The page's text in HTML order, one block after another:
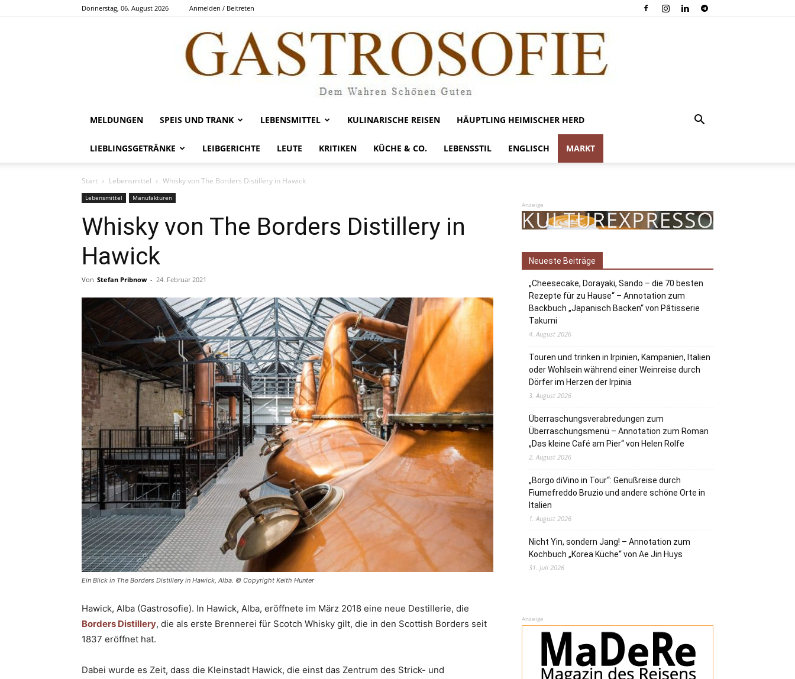
Donnerstag, 06. August 2026 Anmelden / Beitreten
Gastrosofie
MELDUNGEN SPEIS UND TRANK LEBENSMITTEL KULINARISCHE REISEN HÄUPTLING HEIMISCHER HERD
LIEBLINGSGETRÄNKE LEIBGERICHTE LEUTE KRITIKEN KÜCHE & CO. LEBENSSTIL ENGLISCH MARKT
Start Lebensmittel Whisky von The Borders Distillery in Hawick
Lebensmittel Manufakturen
Whisky von The Borders Distillery in
Hawick
Von Stefan Pribnow - 24. Februar 2021
Ein Blick in The Borders Distillery in Hawick, Alba. © Copyright Keith Hunter
Hawick, Alba (Gastrosofie). In Hawick, Alba, eröffnete im März 2018 eine neue Destillerie, die
Borders Distillery, die als erste Brennerei für Scotch Whisky gilt, die in den Scottish Borders seit
1837 eröffnet hat.
Dabei wurde es Zeit, dass die Kleinstadt Hawick, die einst das Zentrum des Strick- und
Anzeige
Neueste Beiträge
„Cheesecake, Dorayaki, Sando – die 70 besten
Rezepte für zu Hause“ – Annotation zum
Backbuch „Japanisch Backen“ von Pâtisserie
Takumi
4. August 2026
Touren und trinken in Irpinien, Kampanien, Italien
oder Wohlsein während einer Weinreise durch
Dörfer im Herzen der Irpinia
3. August 2026
Überraschungsverabredungen zum
Überraschungsmenü – Annotation zum Roman
„Das kleine Café am Pier“ von Helen Rolfe
2. August 2026
„Borgo diVino in Tour“: Genußreise durch
Fiumefreddo Bruzio und andere schöne Orte in
Italien
1. August 2026
Nicht Yin, sondern Jang! – Annotation zum
Kochbuch „Korea Küche“ von Ae Jin Huys
31. Juli 2026
Anzeige